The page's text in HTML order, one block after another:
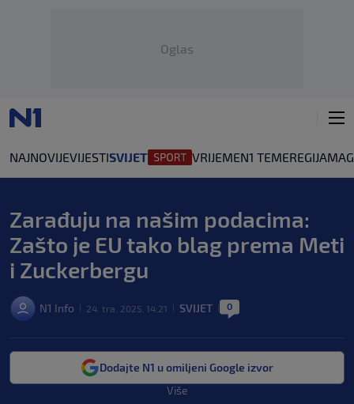
Oglas
NAJNOVIJEVIJESTISVIJET VRIJEMEN1 TEMEREGIJA
Zarađuju na našim podacima:
Zašto je EU tako blag prema Meti
i Zuckerbergu
N1 Info 24. tra. 2025. 14:21 SVIJET 0
Dodajte N1 u omiljeni Google izvor
Više